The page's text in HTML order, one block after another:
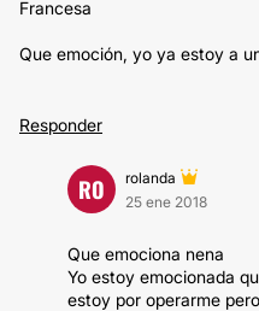
Francesa
Que emoción, yo ya estoy a
Responder
RO
rolanda
25 ene 2018
Que emociona nena
Yo estoy emocionada
estoy por operarme